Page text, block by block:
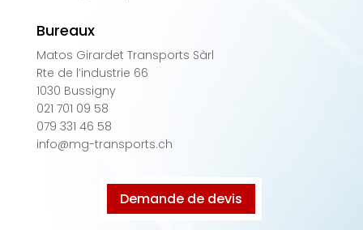
Bureaux
Matos Girardet Transports Sàrl
Rte de l’industrie 66
1030 Bussigny
021 701 09 58
079 331 46 58
info@mg-transports.ch
Demande de devis